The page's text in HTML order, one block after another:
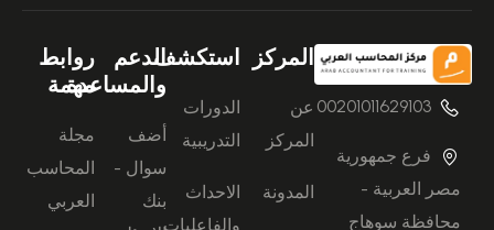
00201011629103
فرع جمهورية
مصر العربية -
محافظة سوهاج
المركز
عن
المركز
المدونة
استكشف
الدورات
التدريبية
الاحداث
والفاعليات
الدعم
والمساعدة
أضف
سوال -
بنك
روابط
مهمة
مجلة
المحاسب
العربي